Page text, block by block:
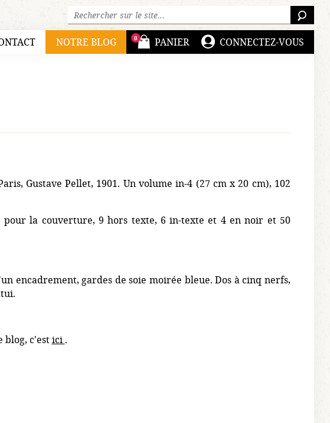
Rechercher sur le site :
NOTRE BLOG PANIER
0 CONNECTEZ-VOUS
Gustave Pellet, 1901. Un volume in-4 (27 cm x 20 cm), 102
pour la couverture, 9 hors texte, 6 in-texte et 4 en noir et 50
encadrement, gardes de soie moirée bleue. Dos à cinq nerfs,
blog, c'estici .